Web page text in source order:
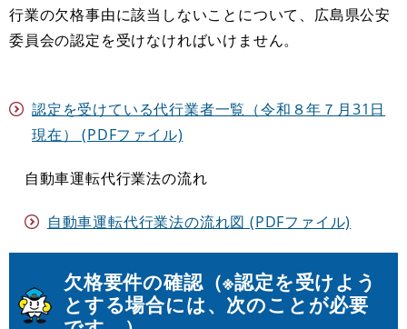
行業の欠格事由に該当しないことについて、広島県公安
委員会の認定を受けなければいけません。
認定を受けている代行業者一覧（令和８年７月31日
現在） (PDFファイル)
自動車運転代行業法の流れ
自動車運転代行業法の流れ図 (PDFファイル)
欠格要件の確認（※認定を受けよう
とする場合には、次のことが必要